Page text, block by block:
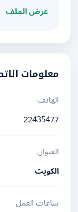
عرض الملف
معلومات الاتصال
الهاتف
22435477
العنوان
الكويت
ساعات العمل